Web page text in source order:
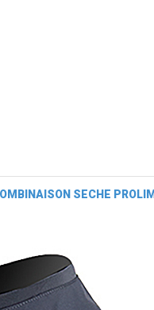
SECHE